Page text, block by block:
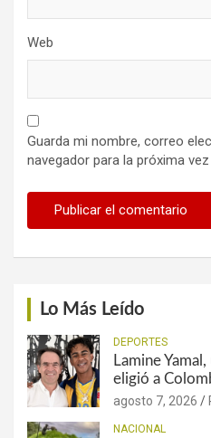
Web
Guarda mi nombre, correo
navegador para la próxima
Lo Más Leído
DEPORTES
Lamine
eligió a
agosto 7, 2026
NACIONAL